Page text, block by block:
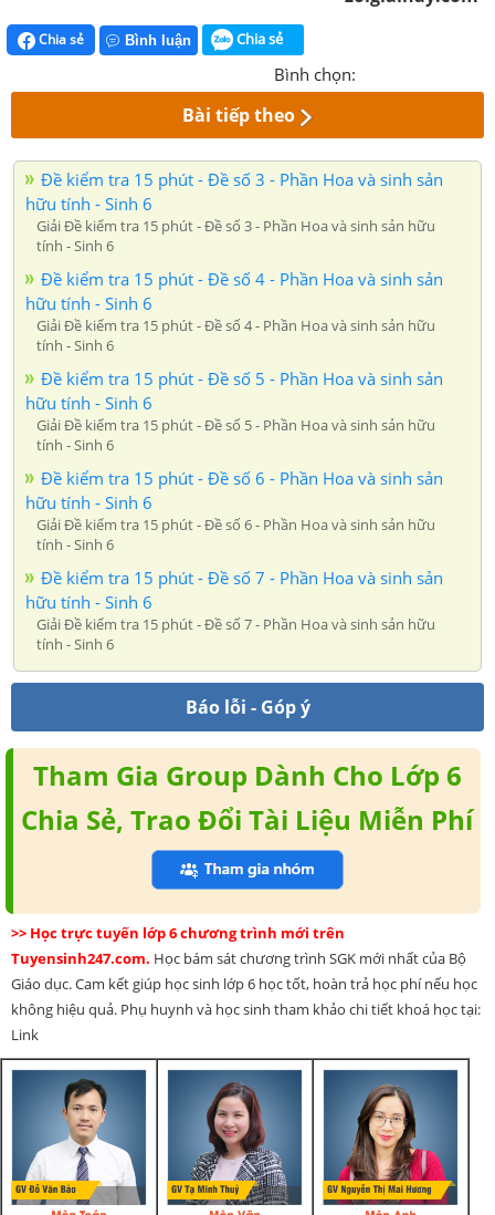
Chia sẻ Bình luận Chia sẻ
Bình chọn:
Bài tiếp theo
Đề kiểm tra 15 phút - Đề số 3 - Phần Hoa và sinh sản
hữu tính - Sinh 6
Giải Đề kiểm tra 15 phút - Đề số 3 - Phần Hoa và sinh sản hữu
tính - Sinh 6
Đề kiểm tra 15 phút - Đề số 4 - Phần Hoa và sinh sản
hữu tính - Sinh 6
Giải Đề kiểm tra 15 phút - Đề số 4 - Phần Hoa và sinh sản hữu
tính - Sinh 6
Đề kiểm tra 15 phút - Đề số 5 - Phần Hoa và sinh sản
hữu tính - Sinh 6
Giải Đề kiểm tra 15 phút - Đề số 5 - Phần Hoa và sinh sản hữu
tính - Sinh 6
Đề kiểm tra 15 phút - Đề số 6 - Phần Hoa và sinh sản
hữu tính - Sinh 6
Giải Đề kiểm tra 15 phút - Đề số 6 - Phần Hoa và sinh sản hữu
tính - Sinh 6
Đề kiểm tra 15 phút - Đề số 7 - Phần Hoa và sinh sản
hữu tính - Sinh 6
Giải Đề kiểm tra 15 phút - Đề số 7 - Phần Hoa và sinh sản hữu
tính - Sinh 6
Báo lỗi - Góp ý
Tham Gia Group Dành Cho Lớp 6
Chia Sẻ, Trao Đổi Tài Liệu Miễn Phí
>> Học trực tuyến lớp 6 chương trình mới trên
Tuyensinh247.com. Học bám sát chương trình SGK mới nhất của Bộ
Giáo dục. Cam kết giúp học sinh lớp 6 học tốt, hoàn trả học phí nếu học
không hiệu quả. Phụ huynh và học sinh tham khảo chi tiết khoá học tại:
Link